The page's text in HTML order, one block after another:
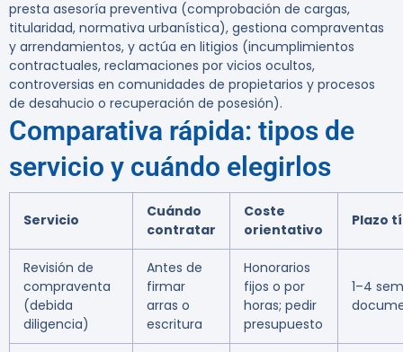
presta asesoría preventiva (comprobación de cargas,
titularidad, normativa urbanística), gestiona compraventas
y arrendamientos, y actúa en litigios (incumplimientos
contractuales, reclamaciones por vicios ocultos,
controversias en comunidades de propietarios y procesos
de desahucio o recuperación de posesión).
Comparativa rápida: tipos de
servicio y cuándo elegirlos
Servicio
Cuándo
contratar
Coste
orientativo
Plazo
Revisión de
compraventa
(debida
diligencia)
Antes de
firmar
arras o
escritura
Honorarios
fijos o por
horas; pedir
presupuesto
1–4